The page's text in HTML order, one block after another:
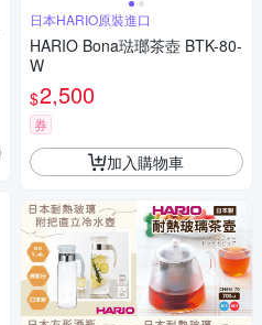
日本HARIO原裝進口
HARIO Bona琺瑯茶壺 BTK-80-
W
$2,500
券
加入購物車